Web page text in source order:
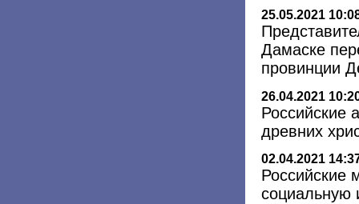
25.05.2021
Дамаске
провинции
26.04.2021
Российские
древних
02.04.2021
Российские
социальную